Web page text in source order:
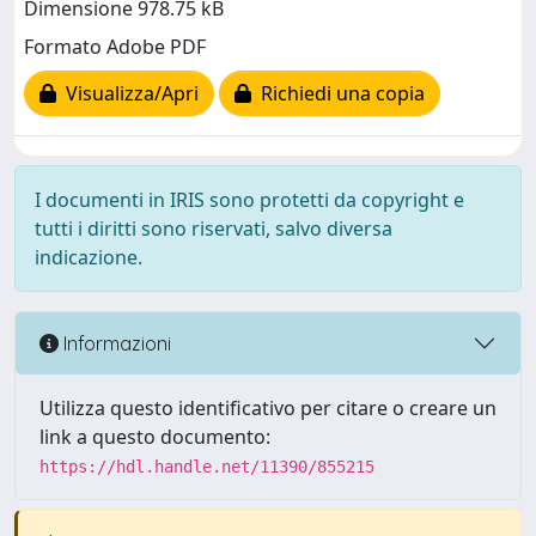
Dimensione 978.75 kB
Formato Adobe PDF
Visualizza/Apri
Richiedi una copia
I documenti in IRIS sono protetti da copyright e
tutti i diritti sono riservati, salvo diversa
indicazione.
Informazioni
Utilizza questo identificativo per citare o creare un
link a questo documento:
https://hdl.handle.net/11390/855215